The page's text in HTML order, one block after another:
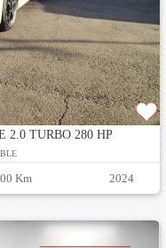
2.0 TURBO 280 HP
Km 2024